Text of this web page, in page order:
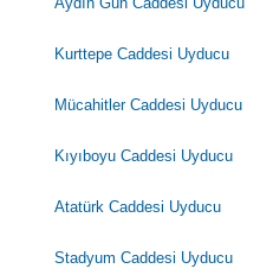
Kurttepe Caddesi Uyducu
Mücahitler Caddesi Uyducu
Kıyıboyu Caddesi Uyducu
Atatürk Caddesi Uyducu
Stadyum Caddesi Uyducu